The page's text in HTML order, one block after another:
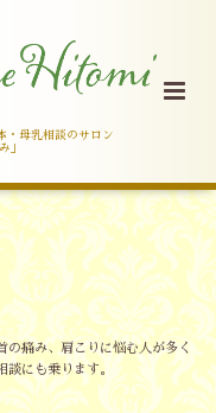
・母乳相談のサロン
」
の痛み、肩こりに悩む人が多く
にも乗ります。